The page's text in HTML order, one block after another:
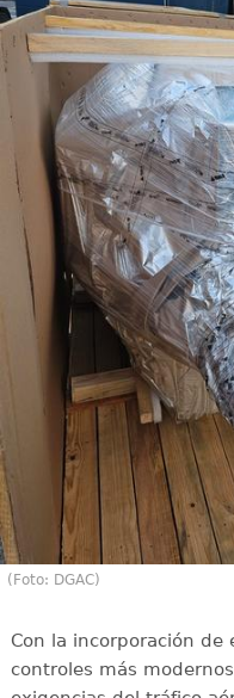
(Foto: DGAC)
Con la incorporación de
controles más